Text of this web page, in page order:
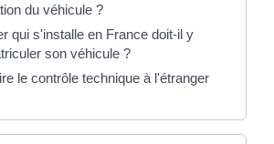
du véhicule ?
qui s'installe en France doit-il y
son véhicule ?
le contrôle technique à l'étranger